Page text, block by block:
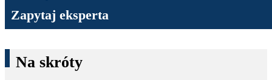
Zapytaj eksperta
Na skróty